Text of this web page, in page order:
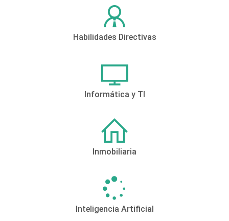
Habilidades Directivas
Informática y TI
Inmobiliaria
Inteligencia Artificial